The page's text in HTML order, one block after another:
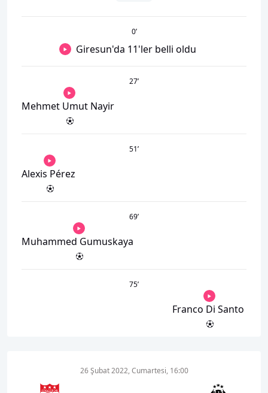
0’
Giresun'da 11'ler belli oldu
27’
Mehmet Umut Nayir
51’
Alexis Pérez
69’
Muhammed Gumuskaya
75’
Franco Di Santo
26 Şubat 2022, Cumartesi, 16:00